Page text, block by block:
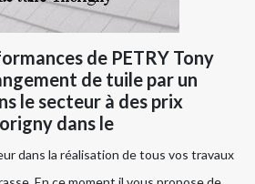
de PETRY Tony
de tuile par un
le secteur à des prix
dans le
dans la réalisation de tous vos travaux